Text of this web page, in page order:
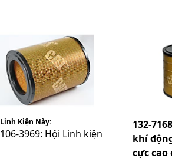
Linh Kiện Này:
106-3969: Hội Linh kiện
132-
khí
cực cao